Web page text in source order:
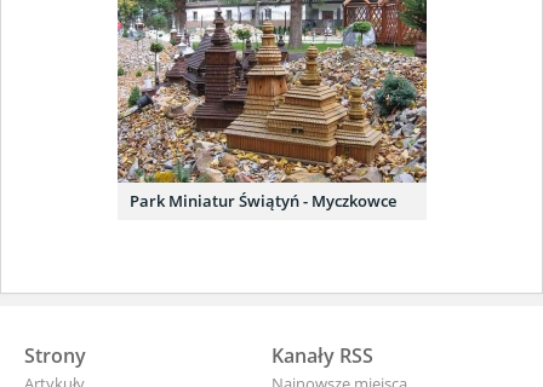
Park Miniatur Świątyń - Myczkowce
Strony Kanały RSS